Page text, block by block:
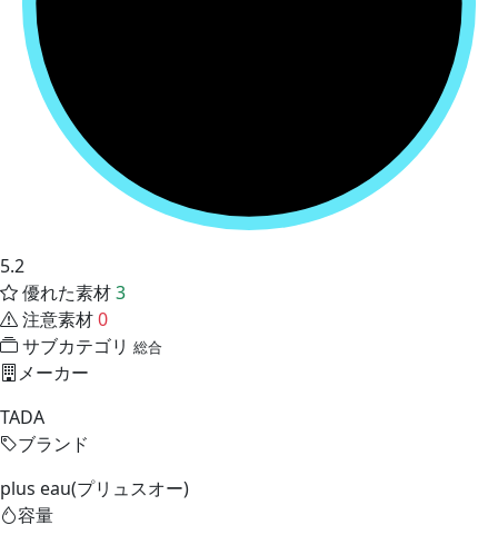
5.2
優れた素材3
注意素材0
サブカテゴリ 総合
メーカー
TADA
ブランド
plus eau(プリュスオー)
容量